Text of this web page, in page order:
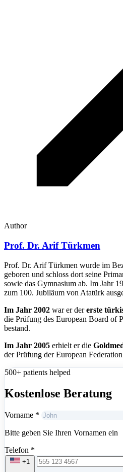
Author
Prof. Dr. Arif Türkmen
Prof. Dr. Arif Türkmen wurde im
geboren und schloss dort seine
sowie das Gymnasium ab. Im Jahr
zum 100. Jubiläum von Atatürk
Im Jahr 2002 war er dererste
die Prüfung des European Board of
bestand.
Im Jahr 2005 erhielt er die
der Prüfung der European
500+ patients helped
Kostenlose Beratung
Vorname *
Bitte geben Sie Ihren Vornamen ein
Telefon *
+1